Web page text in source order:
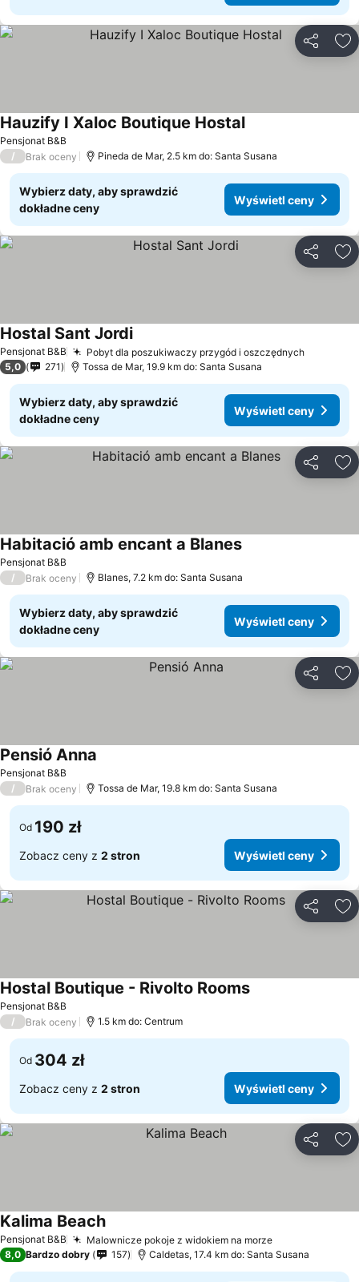
Pensjonat B&B
Hauzify I Xaloc Boutique HostalWyświetl ceny
/ Brak oceny Pineda de Mar, 2.5 km do: Santa Susana
Wybierz daty, aby sprawdzić
dokładne ceny
Wyświetl ceny
Pensjonat B&B Pobyt dla poszukiwaczy przygód i oszczędnych
Hostal Sant JordiWyświetl ceny
5,0 271 Tossa de Mar, 19.9 km do: Santa Susana
Wybierz daty, aby sprawdzić
dokładne ceny
Wyświetl ceny
Pensjonat B&B
Habitació amb encant a BlanesWyświetl ceny
/ Brak oceny Blanes, 7.2 km do: Santa Susana
Wybierz daty, aby sprawdzić
dokładne ceny
Wyświetl ceny
Pensjonat B&B
Pensió Anna
/ Brak oceny Tossa de Mar, 19.8 km do: Santa Susana
Od 190 zł
Zobacz ceny z 2 stron Wyświetl ceny
Pensjonat B&B
Hostal Boutique - Rivolto RoomsWyświetl ceny
/ Brak oceny 1.5 km do: Centrum
Od 304 zł
Zobacz ceny z 2 stron Wyświetl ceny
Pensjonat B&B Malownicze pokoje z widokiem na morzeWyświetl ceny
Kalima BeachWyświetl ceny
8,0 Bardzo dobry 157 Caldetas, 17.4 km do: Santa Susana